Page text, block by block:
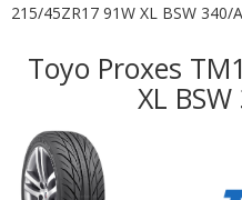
215/45ZR17 91W XL BSW 340/
Toyo Proxes
XL